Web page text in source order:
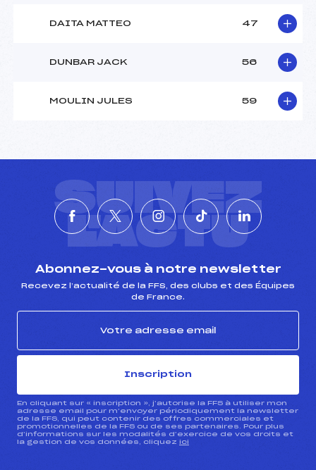
DAITA MATTEO 47
DUNBAR JACK 56
MOULIN JULES 59
SUIVEZ
L'ACTU
Abonnez-vous à notre newsletter
Recevez l’actualité de la FFS, des clubs et des Équipes
de France.
Inscription
En cliquant sur « inscription », j’autorise la FFS à utiliser mon
adresse email pour m’envoyer périodiquement la newsletter
de la FFS, qui peut contenir des offres commerciales et
promotionnelles de la FFS ou de ses partenaires. Pour plus
d’informations sur les modalités d’exercice de vos droits et
la gestion de vos données, cliquez ici